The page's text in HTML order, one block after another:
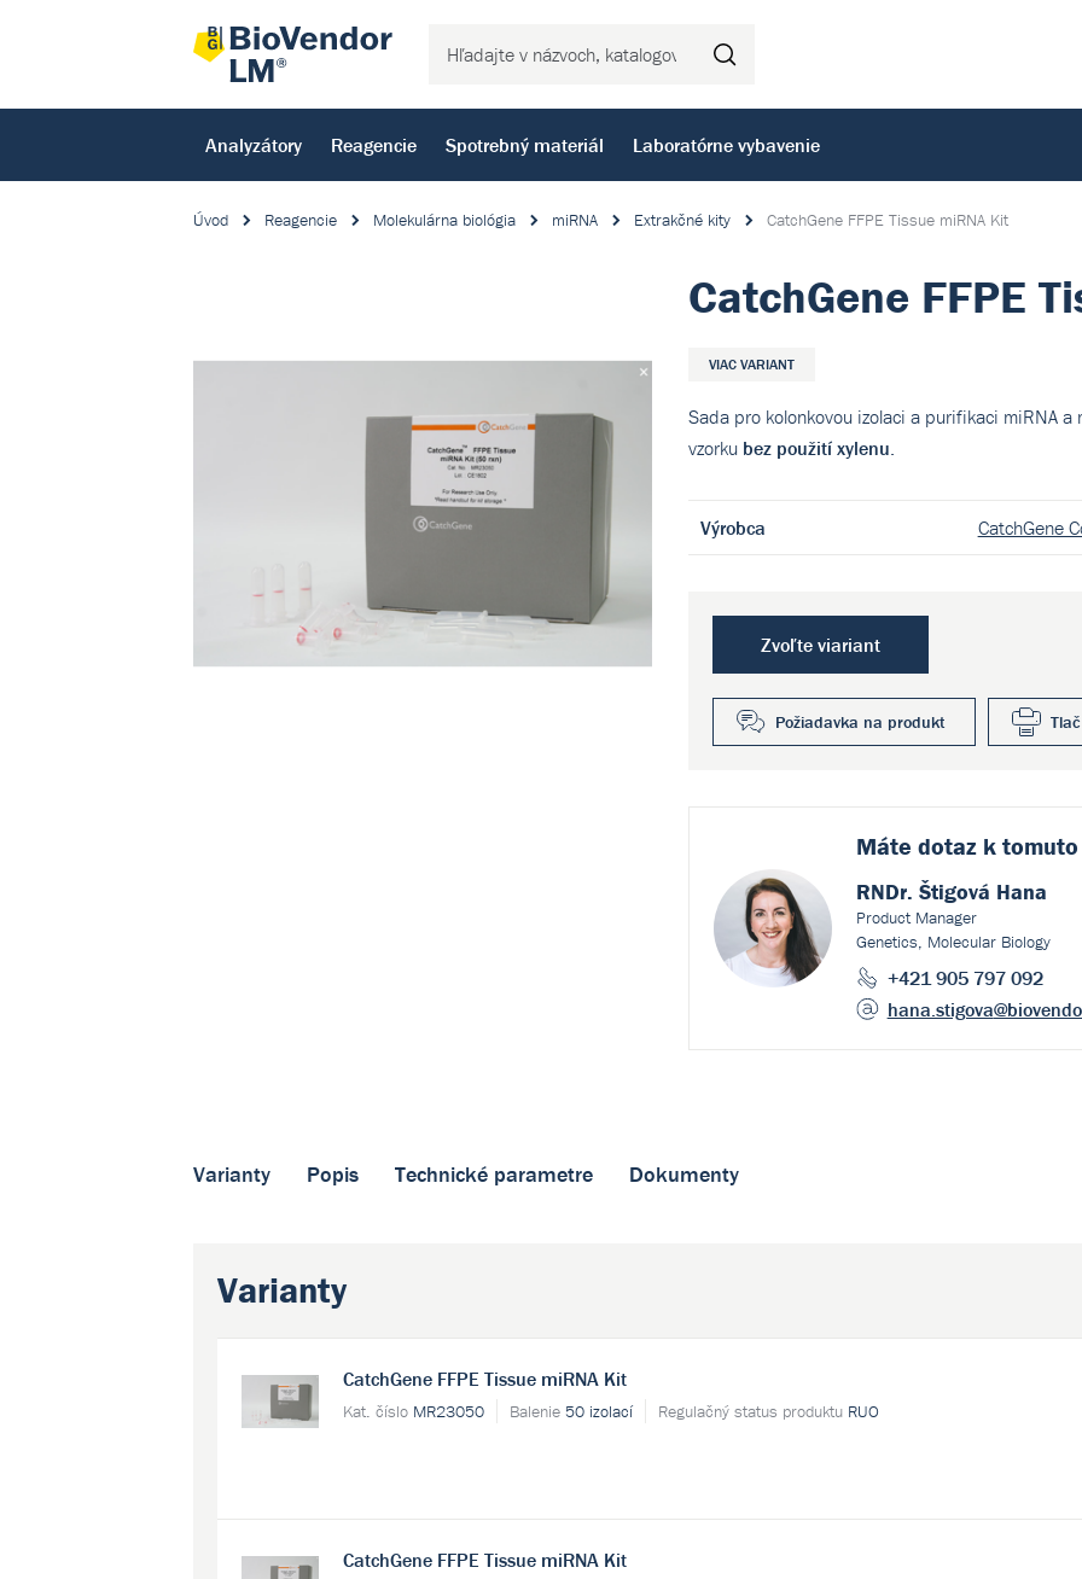
Analyzátory Reagencie Spotrebný materiál Laboratórne vybavenie
Úvod Reagencie Molekulárna biológia miRNA Extrakčné kity CatchGene FFPE Tissue miRNA Kit
CatchGene FFPE
VIAC VARIANT
Sada pro kolonkovou izolaci a purifikaci miRNA a
vzorku bez použití xylenu.
Výrobca CatchGene
Zvoľte viariant
Požiadavka na produkt
Máte dotaz k
RNDr. Štigová Hana
Product Manager
Genetics, Molecular Biology
+421 905 797 092
hana.stigova
Varianty Popis Technické parametre Dokumenty
Varianty
CatchGene FFPE Tissue miRNA Kit
Kat. číslo MR23050 Balenie 50 izolací Regulačný status produktu RUO
CatchGene FFPE Tissue miRNA Kit